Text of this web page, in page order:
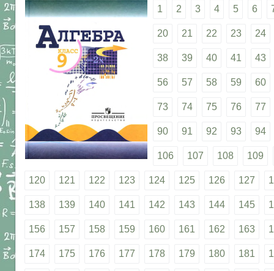
1 2 3 4 5 6
20 21 22 23 24
38 39 40 41 43
56 57 58 59 60
73 74 75 76 77
90 91 92 93 94
106 107 108 109
120 121 122 123 124 125 126 127
138 139 140 141 142 143 144 145
156 157 158 159 160 161 162 163
174 175 176 177 178 179 180 181